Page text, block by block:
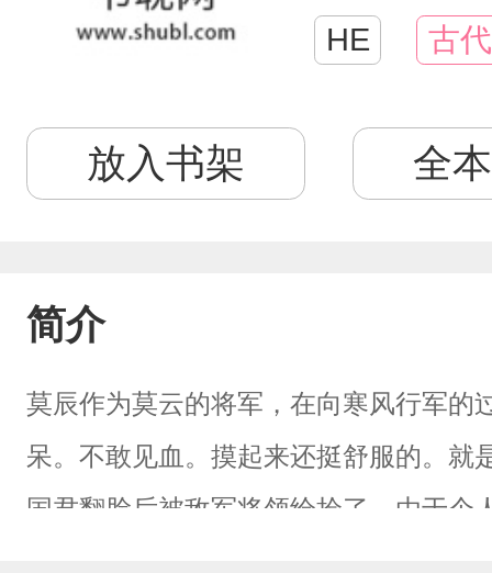
HE 古代
放入书架 全
简介
莫辰作为莫云的将军，在向寒风行军的
呆。不敢见血。摸起来还挺舒服的。就
国君翻脸后被敌军将领给捡了，由于个